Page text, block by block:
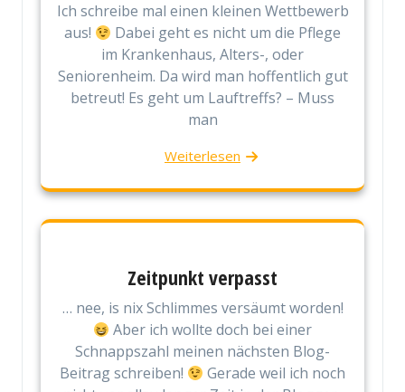
Ich schreibe mal einen kleinen Wettbewerb
aus!
Dabei geht es nicht um die Pflege
im Krankenhaus, Alters-, oder
Seniorenheim. Da wird man hoffentlich gut
betreut! Es geht um Lauftreffs? – Muss
man
Weiterlesen
Zeitpunkt verpasst
… nee, is nix Schlimmes versäumt worden!
Aber ich wollte doch bei einer
Schnappszahl meinen nächsten Blog-
Beitrag schreiben!
Gerade weil ich noch